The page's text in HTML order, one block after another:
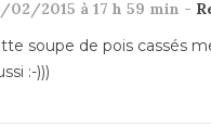
02/2015 à 17 h 59 min -
soupe de pois cassés
:-)))